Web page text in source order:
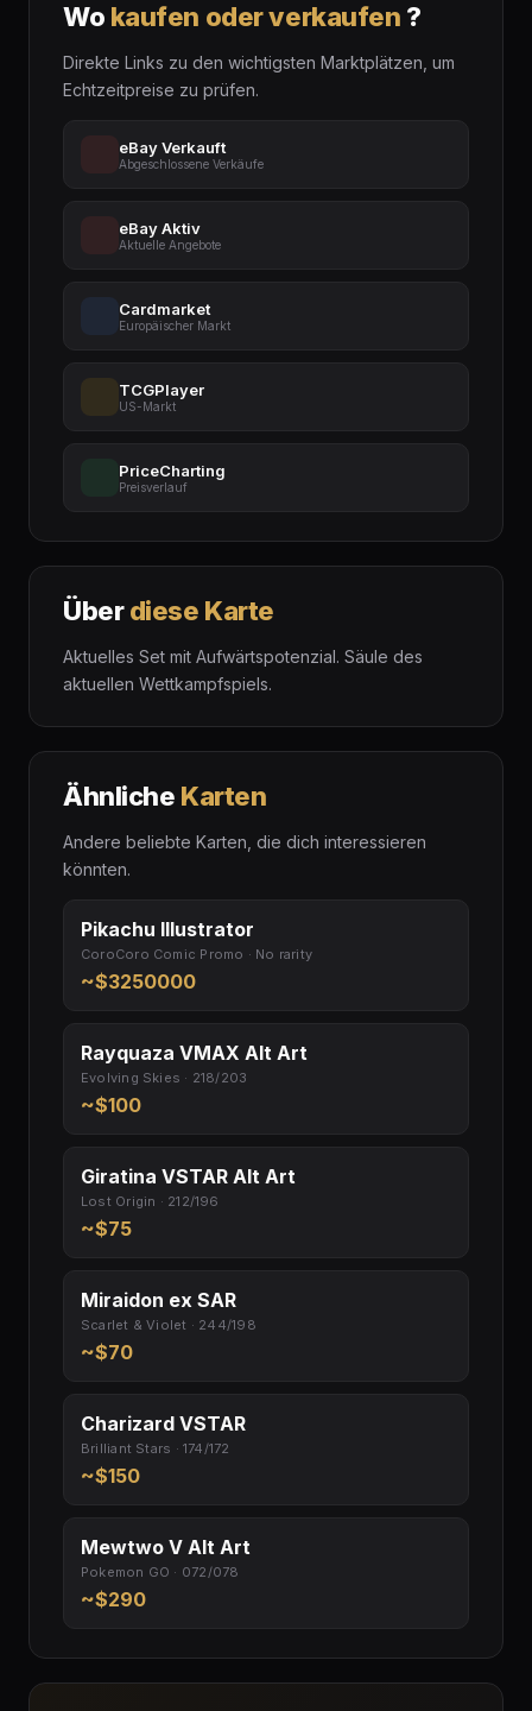
Wo kaufen oder verkaufen ?
Direkte Links zu den wichtigsten Marktplätzen, um
Echtzeitpreise zu prüfen.
eBay Verkauft
Abgeschlossene Verkäufe
eBay Aktiv
Aktuelle Angebote
Cardmarket
Europäischer Markt
TCGPlayer
US-Markt
PriceCharting
Preisverlauf
Überdiese Karte
Aktuelles Set mit Aufwärtspotenzial. Säule des
aktuellen Wettkampfspiels.
Ähnliche Karten
Andere beliebte Karten, die dich interessieren
könnten.
Pikachu Illustrator
CoroCoro Comic Promo · No rarity
~$3250000
Rayquaza VMAX Alt Art
Evolving Skies · 218/203
~$100
Giratina VSTAR Alt Art
Lost Origin · 212/196
~$75
Miraidon ex SAR
Scarlet & Violet · 244/198
~$70
Charizard VSTAR
Brilliant Stars · 174/172
~$150
Mewtwo V Alt Art
Pokemon GO · 072/078
~$290